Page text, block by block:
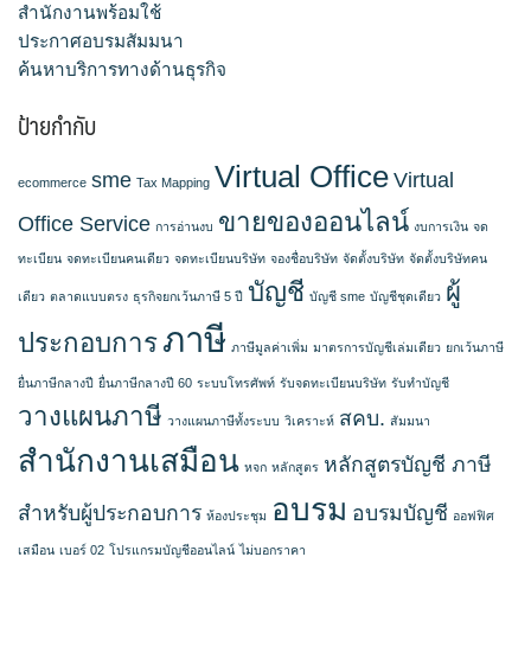
สำนักงานพร้อมใช้
ประกาศอบรมสัมมนา
ค้นหาบริการทางด้านธุรกิจ
ป้ายกำกับ
ecommerce sme Tax Mapping Virtual Office Virtual
Office Service การอ่านงบ ขายของออนไลน์ งบการเงิน จด
ทะเบียน จดทะเบียนคนเดียว จดทะเบียนบริษัท จองชื่อบริษัท จัดตั้งบริษัท จัดตั้งบริษัทคน
เดียว ตลาดแบบตรง ธุรกิจยกเว้นภาษี 5 ปี บัญชี บัญชี sme บัญชีชุดเดียว ผู้
ประกอบการ ภาษี ภาษีมูลค่าเพิ่ม มาตรการบัญชีเล่มเดียว ยกเว้นภาษี
ยื่นภาษีกลางปี ยื่นภาษีกลางปี 60 ระบบโทรศัพท์ รับจดทะเบียนบริษัท รับทำบัญชี
วางแผนภาษี วางแผนภาษีทั้งระบบ วิเคราะห์ สคบ. สัมมนา
สำนักงานเสมือน หจก หลักสูตร หลักสูตรบัญชี ภาษี
สำหรับผู้ประกอบการ ห้องประชุม อบรม อบรมบัญชี ออฟฟิศ
เสมือน เบอร์ 02 โปรแกรมบัญชีออนไลน์ ไม่บอกราคา